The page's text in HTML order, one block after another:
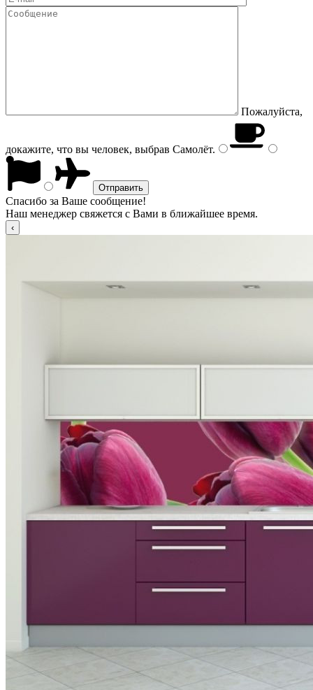
Пожалуйста,
докажите, что вы человек, выбрав Самолёт.
Спасибо за Ваше сообщение!
Наш менеджер свяжется с Вами в ближайшее время.